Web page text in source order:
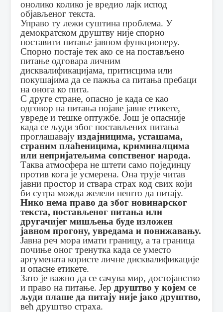
онолико колико је вредио лајк испод
објављеног текста.
Управо ту лежи суштина проблема. У
демократском друштву није спорно
поставити питање јавном функционеру.
Спорно постаје тек ако се на постављено
питање одговара личним
дисквалификацијама, притисцима или
покушајима да се пажња са питања пребаци
на онога ко пита.
С друге стране, опасно је када се као
одговор на питања појаве јавне етикете,
увреде и тешке оптужбе. Још је опасније
када се људи због постављених питања
проглашавају издајницима, усташама,
страним плаћеницима, криминалцима
или непријатељима сопственог народа.
Таква атмосфера не штети само појединцу
против кога је усмерена. Она трује читав
јавни простор и ствара страх код свих који
би сутра можда желели нешто да питају.
Нико нема право да због новинарског
текста, постављеног питања или
другачијег мишљења буде изложен
јавном прогону, увредама и понижавању.
Јавна реч мора имати границу, а та граница
почиње оног тренутка када се уместо
аргумената користе личне дисквалификације
и опасне етикете.
Зато је важно да се сачува мир, достојанство
и право на питање. Јер друштво у којем се
људи плаше да питају није јако друштво,
већ друштво страха.